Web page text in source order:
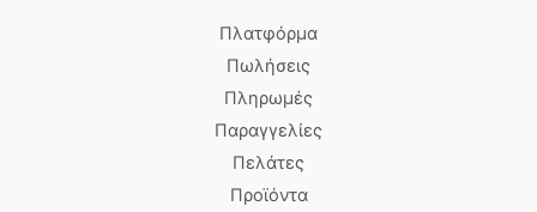
Πλατφόρμα
Πωλήσεις
Πληρωμές
Παραγγελίες
Πελάτες
Προϊόντα